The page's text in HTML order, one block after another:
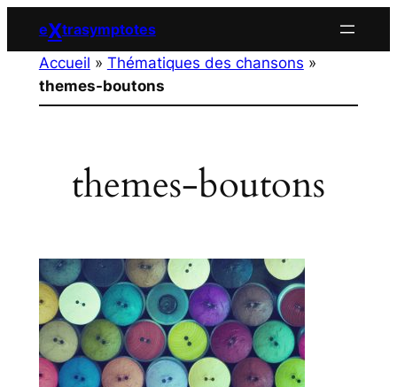
contenu
eXtrasymptotes
Accueil » Thématiques des chansons »
themes-boutons
themes-boutons